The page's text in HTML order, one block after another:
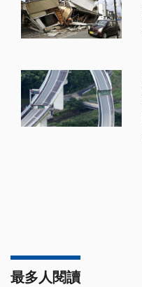
最多人閱讀